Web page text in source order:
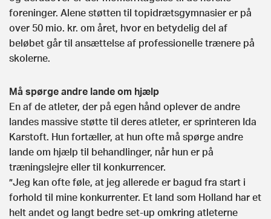
foreninger. Alene støtten til topidrætsgymnasier er på
over 50 mio. kr. om året, hvor en betydelig del af
beløbet går til ansættelse af professionelle trænere på
skolerne.
Må spørge andre lande om hjælp
En af de atleter, der på egen hånd oplever de andre
landes massive støtte til deres atleter, er sprinteren Ida
Karstoft. Hun fortæller, at hun ofte må spørge andre
lande om hjælp til behandlinger, når hun er på
træningslejre eller til konkurrencer.
”Jeg kan ofte føle, at jeg allerede er bagud fra start i
forhold til mine konkurrenter. Et land som Holland har et
helt andet og langt bedre set-up omkring atleterne